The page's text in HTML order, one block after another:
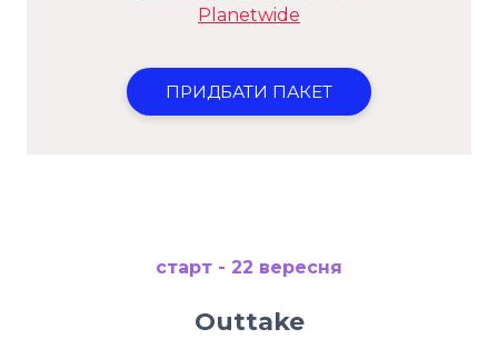
Planetwide
ПРИДБАТИ ПАКЕТ
старт - 22 вересня
Outtake